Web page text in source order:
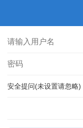
安全提问(未设置请忽略)